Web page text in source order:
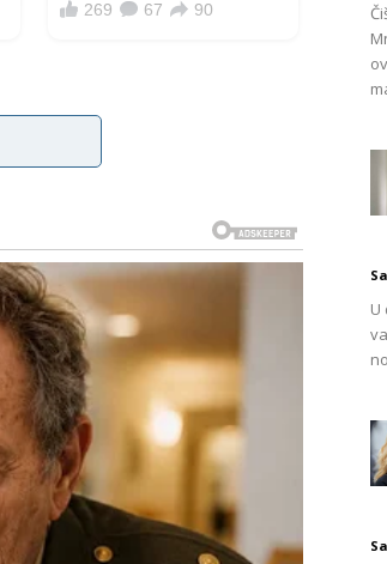
, voštani tragovi ili čak tvrda, kruta
leži u tome da neprimerene metode
posebno na krhkim porculanskim
prirodu prljavštine na vašim
toplu vodu i blagi deterdžent.
specijalizovana sredstva koja su
U